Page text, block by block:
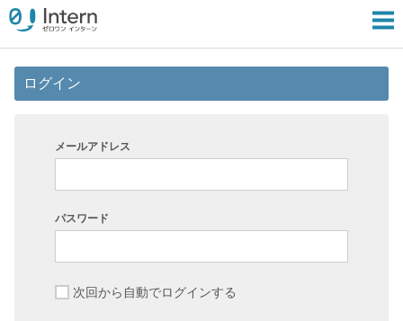
ログイン
メールアドレス
パスワード
次回から自動でログインする